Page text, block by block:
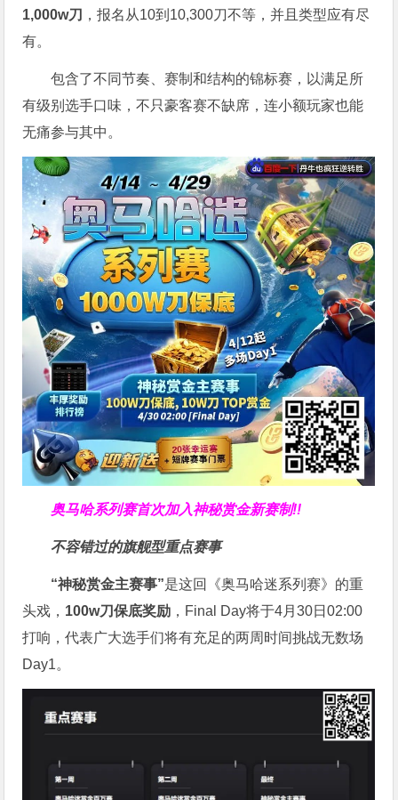
1,000w刀 ，报名从10到10,300刀不等，并且类型应有尽
有。
包含了不同节奏、赛制和结构的锦标赛，以满足所
有级别选手口味，不只豪客赛不缺席，连小额玩家也能
无痛参与其中。
奥马哈系列赛首次加入神秘赏金新赛制!!
不容错过的旗舰型重点赛事
“神秘赏金主赛事”是这回《奥马哈迷系列赛》的重
头戏， 100w刀保底奖励 ，Final Day将于4月30日02:00
打响，代表广大选手们将有充足的两周时间挑战无数场
Day1。